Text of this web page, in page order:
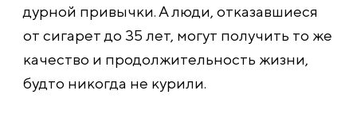
дурной привычки. А люди, отказавшиеся
от сигарет до 35 лет, могут получить то же
качество и продолжительность жизни,
будто никогда не курили.